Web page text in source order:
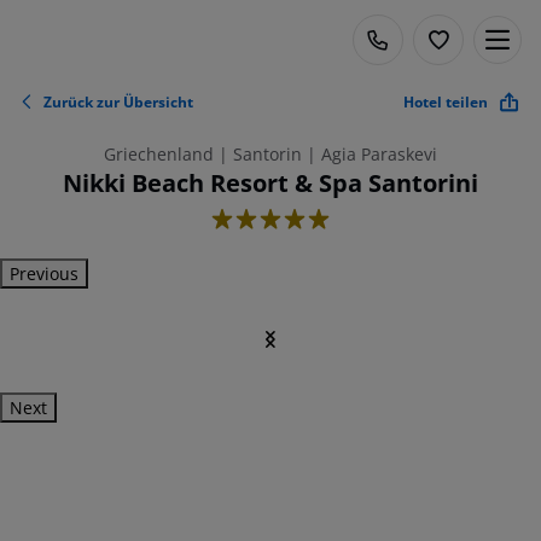
Zurück zur Übersicht Hotel teilen
Griechenland | Santorin | Agia Paraskevi
Nikki Beach Resort & Spa Santorini
5
Previous
Next